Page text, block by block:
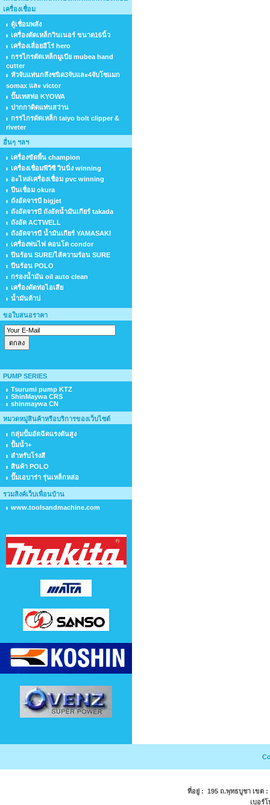
เครื่องเชื่อม
ตู้เชื่อมพลัง
เครื่องตัดเหล็กวินเนอร์ ขนาด16นิ้ว
เครื่องเลื่อยฮีโร่ hero
กรรไกรตัดเหล็กมูเบีย mubea hand
cutter
หัวจับแท่นกลึงชนิด3จับและ4จับโซแมก
somax และ victor
ปั๊มเทสท่อ KYOWA
ปากกาติดแท่นสว่าน
กรรไกรตัดเหล็ก taiyo bolt clipper &
riveter
อื่นๆ ฯลฯ
เครื่องขัดพื้น champion
เครื่องเชื่อมพีวีซี วินนิ่ง winning
อะไหล่เครื่องเชื่อม pvc winning
ปืนเชื่อม okura
ถังอัดจารบี bigjet
ถังอัดจารบี ถังอัดน้ำมันเกียร์ takada
ถังอัด ACTWELL
ถังอัดจารบี น้ำมันเกียร์ YAMASAKI
เครื่องพ่นไฟ คอนโด condor
ปืนร้อน SURE/ไส้ความร้อน SURE
ปืนร้อน POLO
กรองน้ำมัน oil auto clean
เครื่องดัดท่อไอเสีย
น้ำมันต้าป
ขอใบสนอราคา
PUMP SERIES
Tsurumi pump KTZ
ShinMaywa CRS
shinmaywa CN
หมวดหมู่สินค้าหรือบริการของเว็บไซต์
กลุ่มปั้มอัดฉีดแรงดันสูง
ปั้มน้ำ+
สำหรับโรงสี
สินค้า POLO
ปั๊มเอบาร่า รุ่นเหล็กหล่อ
รวมลิงค์เว็บเพื่อนบ้าน
www.toolsandmachine.com
ที่อยู่ : 195 ถ.พุทธบูชา เขต
เบอร์